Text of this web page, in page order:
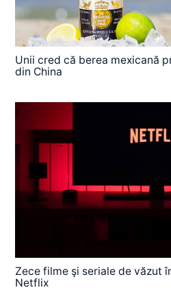
Unii cred că berea mexicană
din China
Zece filme şi seriale de văzut
Netflix